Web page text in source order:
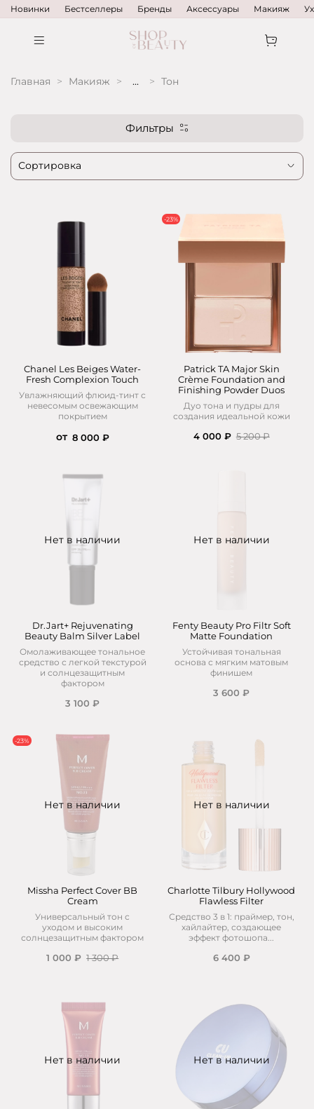
Новинки Бестселлеры Бренды Аксессуары Макияж
Главная Макияж ... Тон
Фильтры
Chanel Les Beiges Water-
Fresh Complexion Touch
Увлажняющий флюид-тинт с
невесомым освежающим
покрытием
от 8 000 ₽
-23%
Patrick TA Major Skin
Crème Foundation and
Finishing Powder Duos
Дуо тона и пудры для
создания идеальной кожи
4 000 ₽ 5 200 ₽
Нет в наличии
Dr.Jart+ Rejuvenating
Beauty Balm Silver Label
Омолаживающее тональное
средство с легкой текстурой
и солнцезащитным
фактором
3 100 ₽
Нет в наличии
Fenty Beauty Pro Filtr Soft
Matte Foundation
Устойчивая тональная
основа с мягким матовым
финишем
3 600 ₽
Нет в наличии
-23%
Missha Perfect Cover BB
Cream
Универсальный тон с
уходом и высоким
солнцезащитным фактором
1 000 ₽ 1 300 ₽
Нет в наличии
Charlotte Tilbury Hollywood
Flawless Filter
Средство 3 в 1: праймер, тон,
хайлайтер, создающее
эффект фотошопа...
6 400 ₽
Нет в наличии Нет в наличии